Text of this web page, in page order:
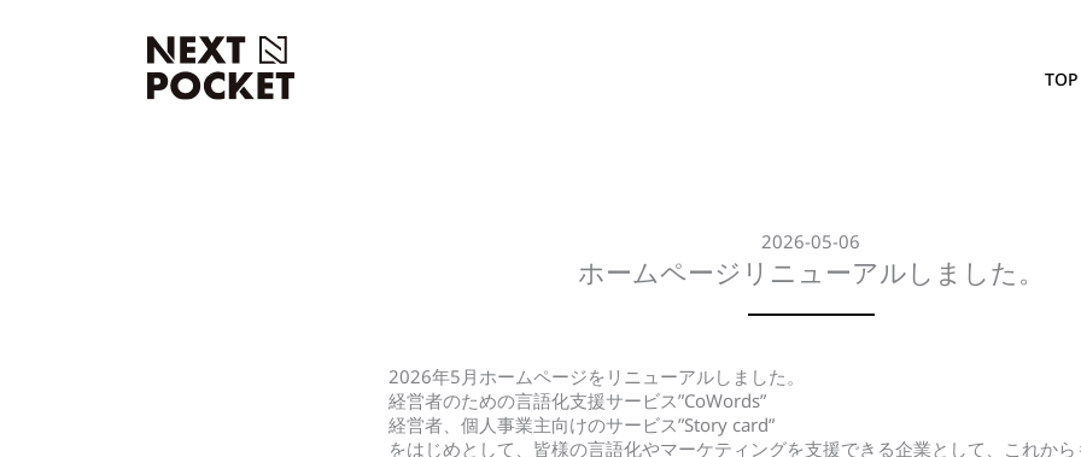
TOP
2026-05-06
ホームページリニューアルしました。
2026年5月ホームページをリニューアルしました。
経営者のための言語化支援サービス”CoWords”
経営者、個人事業主向けのサービス”Story card”
をはじめとして、皆様の言語化やマーケティングを支援できる企業として、これから